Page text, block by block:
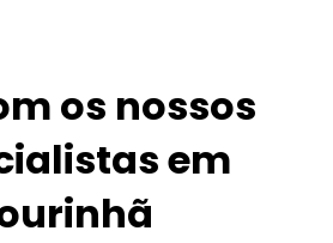
os nossos
em